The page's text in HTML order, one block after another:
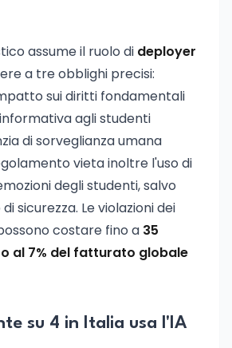
assume il ruolo di deployer
a tre obblighi precisi:
sui diritti fondamentali
agli studenti
di sorveglianza umana
vieta inoltre l'uso di
degli studenti, salvo
sicurezza. Le violazioni dei
costare fino a 35
al 7% del fatturato globale
su 4 in Italia usa l'IA